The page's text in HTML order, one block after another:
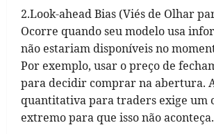
2.Look-ahead Bias (Viés de Olhar
Ocorre quando seu modelo usa
não estariam disponíveis no
Por exemplo, usar o preço de
para decidir comprar na abertura.
quantitativa para traders exige um
extremo para que isso não aconteça.